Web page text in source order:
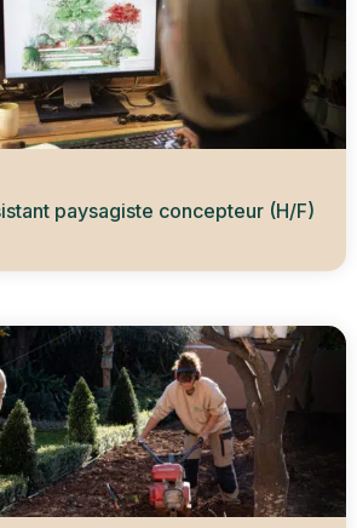
paysagiste concepteur (H/F)